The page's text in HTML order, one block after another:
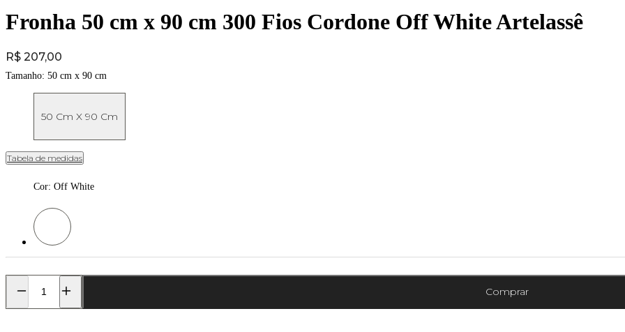
Fronha 50 cm x 90 cm 300 Fios Cordone Off White Artelassê
Price:
R$ 207,00
Tamanho: 50 cm x 90 cm
50 Cm X 90 Cm
Tabela de medidas
Cor: Off White
Cor: Off White
Comprar